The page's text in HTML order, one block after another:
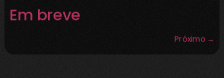
Em breve
Próximo →